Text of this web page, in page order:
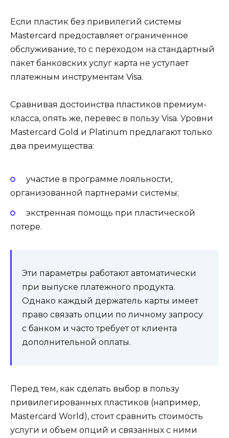
Если пластик без привилегий системы
Mastercard предоставляет ограниченное
обслуживание, то с переходом на стандартный
пакет банковских услуг карта не уступает
платежным инструментам Visa.
Сравнивая достоинства пластиков премиум-
класса, опять же, перевес в пользу Visa. Уровни
Mastercard Gold и Platinum предлагают только
два преимущества:
участие в программе лояльности,
организованной партнерами системы;
экстренная помощь при пластической
потере.
Эти параметры работают автоматически
при выпуске платежного продукта.
Однако каждый держатель карты имеет
право связать опции по личному запросу
с банком и часто требует от клиента
дополнительной оплаты.
Перед тем, как сделать выбор в пользу
привилегированных пластиков (например,
Mastercard World), стоит сравнить стоимость
услуги и объем опций и связанных с ними